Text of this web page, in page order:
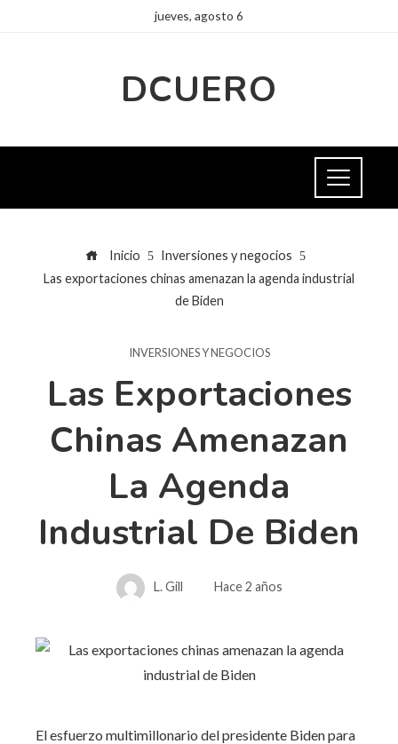
jueves, agosto 6
DCUERO
Inicio
Inversiones y negocios
Las exportaciones chinas amenazan la agenda industrial
de Biden
INVERSIONES Y NEGOCIOS
Las Exportaciones
Chinas Amenazan
La Agenda
Industrial De Biden
L. Gill Hace 2 años
El esfuerzo multimillonario del presidente Biden para